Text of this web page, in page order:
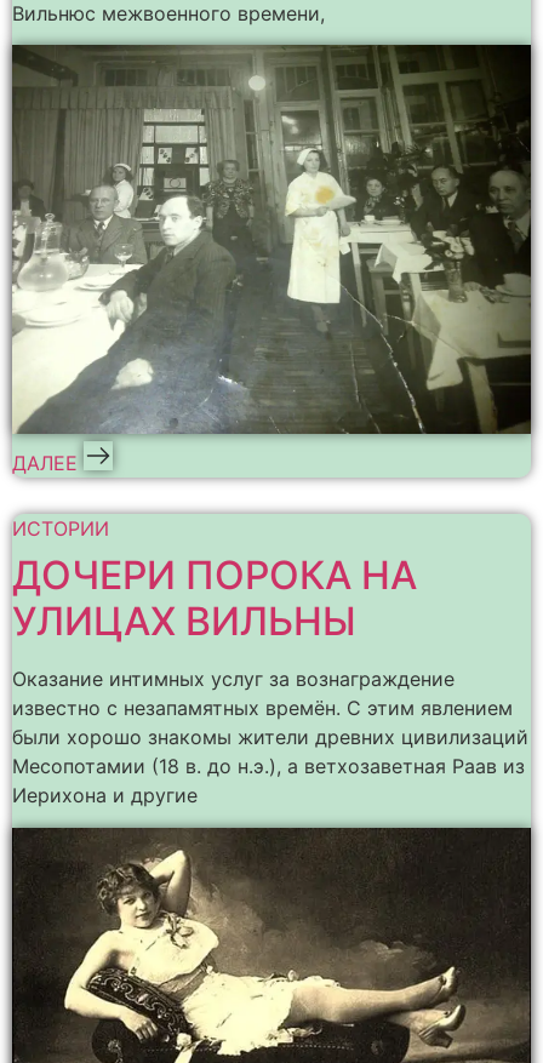
Вильнюс межвоенного времени,
ДАЛЕЕ
ИСТОРИИ
ДОЧЕРИ ПОРОКА НА
УЛИЦАХ ВИЛЬНЫ
Оказание интимных услуг за вознаграждение
известно с незапамятных времён. С этим явлением
были хорошо знакомы жители древних цивилизаций
Месопотамии (18 в. до н.э.), а ветхозаветная Раав из
Иерихона и другие